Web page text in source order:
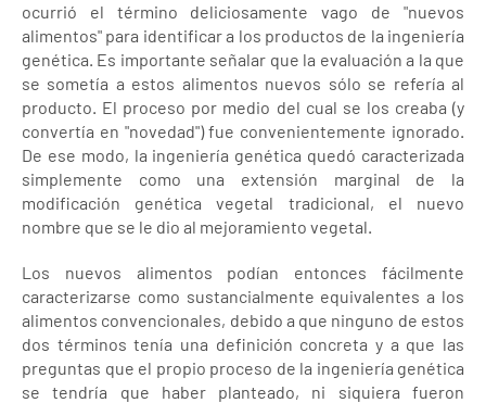
ocurrió el término deliciosamente vago de "nuevos
alimentos" para identificar a los productos de la ingeniería
genética. Es importante señalar que la evaluación a la que
se sometía a estos alimentos nuevos sólo se refería al
producto. El proceso por medio del cual se los creaba (y
convertía en "novedad") fue convenientemente ignorado.
De ese modo, la ingeniería genética quedó caracterizada
simplemente como una extensión marginal de la
modificación genética vegetal tradicional, el nuevo
nombre que se le dio al mejoramiento vegetal.
Los nuevos alimentos podían entonces fácilmente
caracterizarse como sustancialmente equivalentes a los
alimentos convencionales, debido a que ninguno de estos
dos términos tenía una definición concreta y a que las
preguntas que el propio proceso de la ingeniería genética
se tendría que haber planteado, ni siquiera fueron